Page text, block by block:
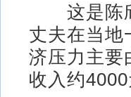
这是陈欣
丈夫在当地
济压力主要
收入约